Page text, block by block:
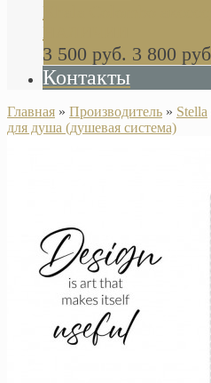
Khala Colombo
НАЛИЧИИ
3 500 руб. 3 800
Контакты
Главная » Производитель » Stella
для душа (душевая система)